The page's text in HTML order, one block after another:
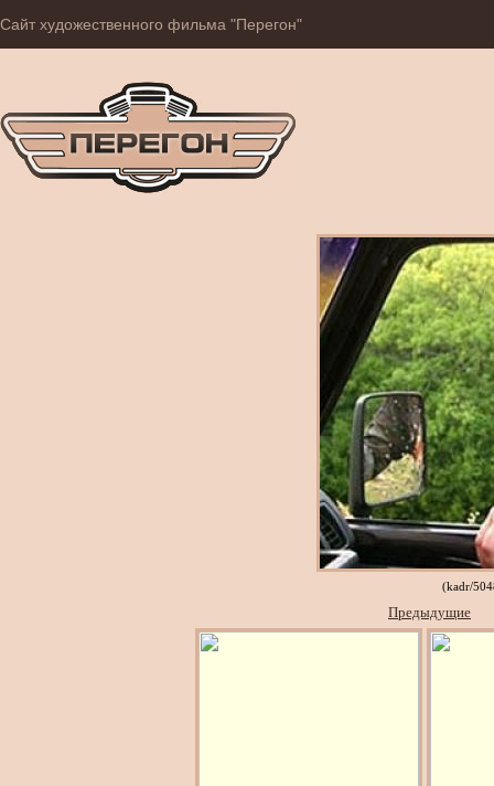
Сайт художественного фильма "Перегон"
(kadr/
Предыдущие